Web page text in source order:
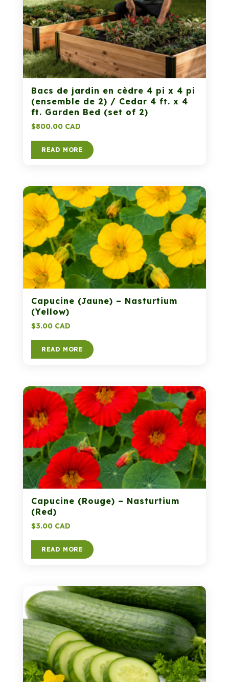
Bacs de jardin en cèdre 4 pi x 4 pi
(ensemble de 2) / Cedar 4 ft. x 4
ft. Garden Bed (set of 2)
$800.00 CAD
READ MORE
Capucine (Jaune) – Nasturtium
(Yellow)
$3.00 CAD
READ MORE
Capucine (Rouge) – Nasturtium
(Red)
$3.00 CAD
READ MORE